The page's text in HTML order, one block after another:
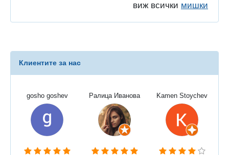
виж всички мишки
Клиентите за нас
gosho goshev Ралица Иванова Kamen Stoychev